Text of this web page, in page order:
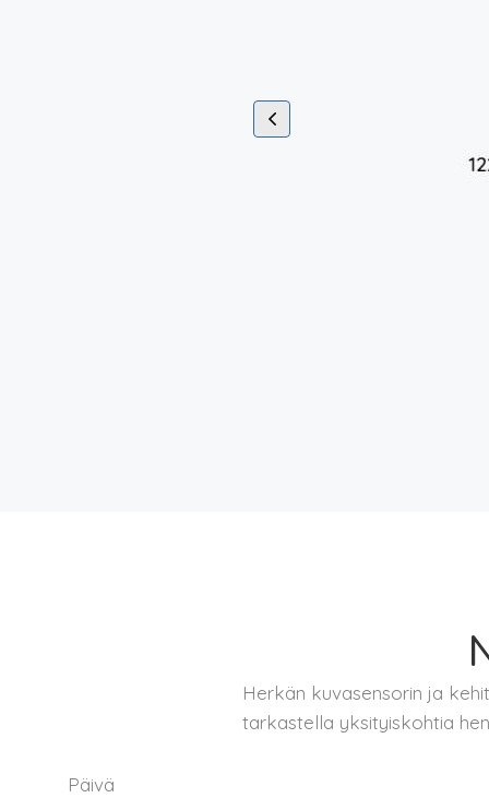
Herkän kuvasensorin ja
tarkastella yksityiskohtia
Päivä